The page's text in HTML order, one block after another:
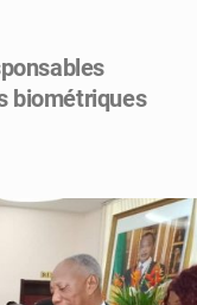
biométriques